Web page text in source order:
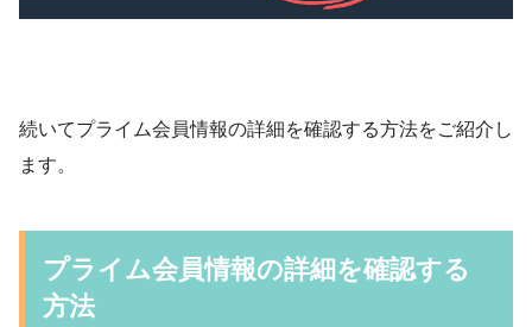
続いてプライム会員情報の詳細を確認する方法をご紹介し
ます。
プライム会員情報の詳細を確認する
方法